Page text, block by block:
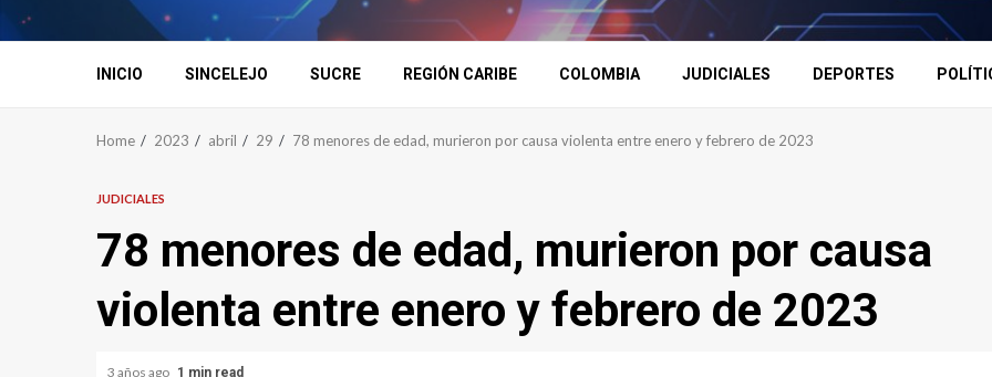
INICIO SINCELEJO SUCRE REGIÓN CARIBE COLOMBIA JUDICIALES DEPORTES
Home 2023 abril 29 78 menores de edad, murieron por causa violenta entre enero y febrero de 2023
JUDICIALES
78 menores de edad, murieron por causa
violenta entre enero y febrero de 2023
3 años ago 1 min read